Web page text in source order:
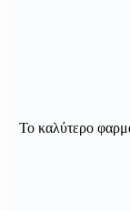
Το καλύτερο